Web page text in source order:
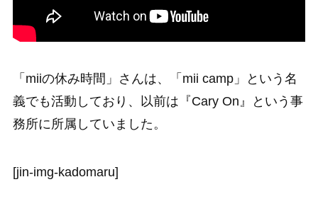
「miiの休み時間」さんは、「mii camp」という名
義でも活動しており、以前は『Cary On』という事
務所に所属していました。
[jin-img-kadomaru]